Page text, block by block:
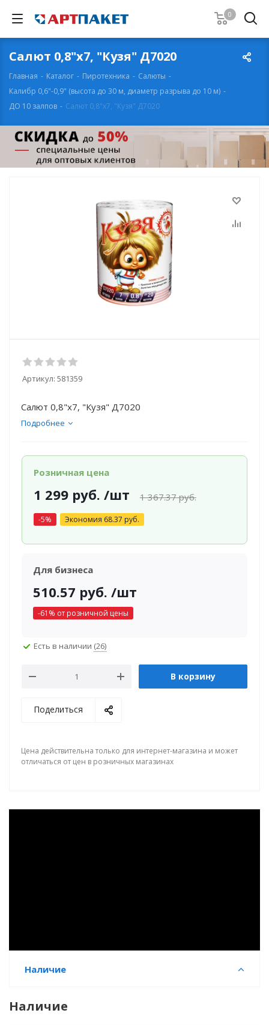
0
Салют 0,8"х7, "Кузя" Д7020
Главная - Каталог - Пиротехника - Салюты -
Калибр 0,6"-0,9" (высота до 30 м, диаметр разрыва до 10 м) -
ДО 10 залпов - Салют 0,8"х7, "Кузя" Д7020
Артикул: 581359
Салют 0,8"х7, "Кузя" Д7020
Подробнее
Розничная цена
1 299руб. /шт 1 367.37руб.
-5% Экономия 68.37 руб.
Для бизнеса
510.57 руб. /шт
-61 % от розничной цены
Есть в наличии (26)
В корзину
Поделиться
Цена действительна только для интернет-магазина и может
отличаться от цен в розничных магазинах
Наличие
Наличие